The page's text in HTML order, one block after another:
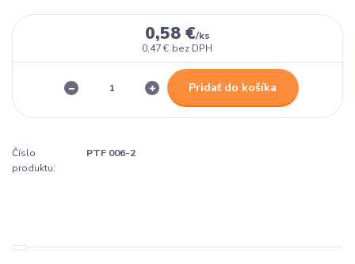
0,58 €/ks
0,47 € bez DPH
Pridať do košíka
Číslo
produktu:
PTF 006-2